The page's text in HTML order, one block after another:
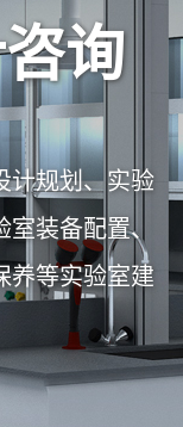
询
计规划、实验
装备配置、
养等实验室建